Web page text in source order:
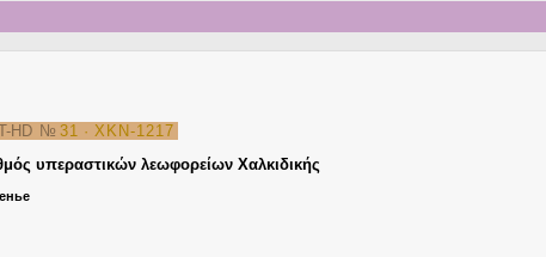
HD № 31 · XKN-1217
υπεραστικών λεωφορείων Χαλκιδικής